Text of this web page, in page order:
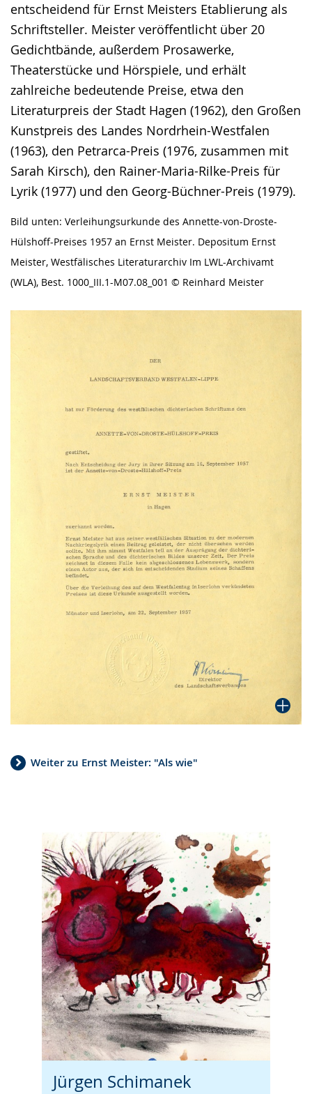
entscheidend für Ernst Meisters Etablierung als
Schriftsteller. Meister veröffentlicht über 20
Gedichtbände, außerdem Prosawerke,
Theaterstücke und Hörspiele, und erhält
zahlreiche bedeutende Preise, etwa den
Literaturpreis der Stadt Hagen (1962), den Großen
Kunstpreis des Landes Nordrhein-Westfalen
(1963), den Petrarca-Preis (1976, zusammen mit
Sarah Kirsch), den Rainer-Maria-Rilke-Preis für
Lyrik (1977) und den Georg-Büchner-Preis (1979).
Bild unten: Verleihungsurkunde des Annette-von-Droste-
Hülshoff-Preises 1957 an Ernst Meister. Depositum Ernst
Meister, Westfälisches Literaturarchiv Im LWL-Archivamt
(WLA), Best. 1000_III.1-M07.08_001 © Reinhard Meister
Weiter zu Ernst Meister: "Als wie"
Jürgen Schimanek